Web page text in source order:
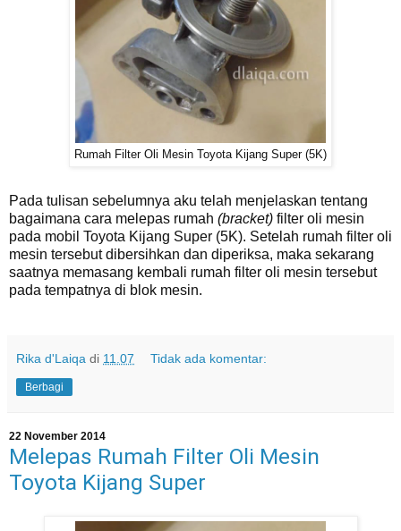
Rumah Filter Oli Mesin Toyota Kijang Super (5K)
Pada tulisan sebelumnya aku telah menjelaskan tentang
bagaimana cara melepas rumah (bracket) filter oli mesin
pada mobil Toyota Kijang Super (5K). Setelah rumah filter oli
mesin tersebut dibersihkan dan diperiksa, maka sekarang
saatnya memasang kembali rumah filter oli mesin tersebut
pada tempatnya di blok mesin.
Rika d'Laiqa di 11.07 Tidak ada komentar:
Berbagi
22 November 2014
Melepas Rumah Filter Oli Mesin
Toyota Kijang Super